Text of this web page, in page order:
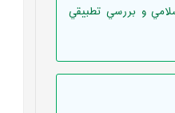
و بررسي تطبيقي